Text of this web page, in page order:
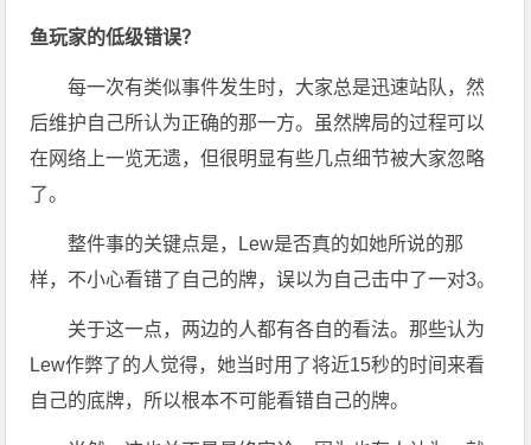
鱼玩家的低级错误？
每一次有类似事件发生时，大家总是迅速站队，然
后维护自己所认为正确的那一方。虽然牌局的过程可以
在网络上一览无遗，但很明显有些几点细节被大家忽略
了。
整件事的关键点是，Lew是否真的如她所说的那
样，不小心看错了自己的牌，误以为自己击中了一对3。
关于这一点，两边的人都有各自的看法。那些认为
Lew作弊了的人觉得，她当时用了将近15秒的时间来看
自己的底牌，所以根本不可能看错自己的牌。